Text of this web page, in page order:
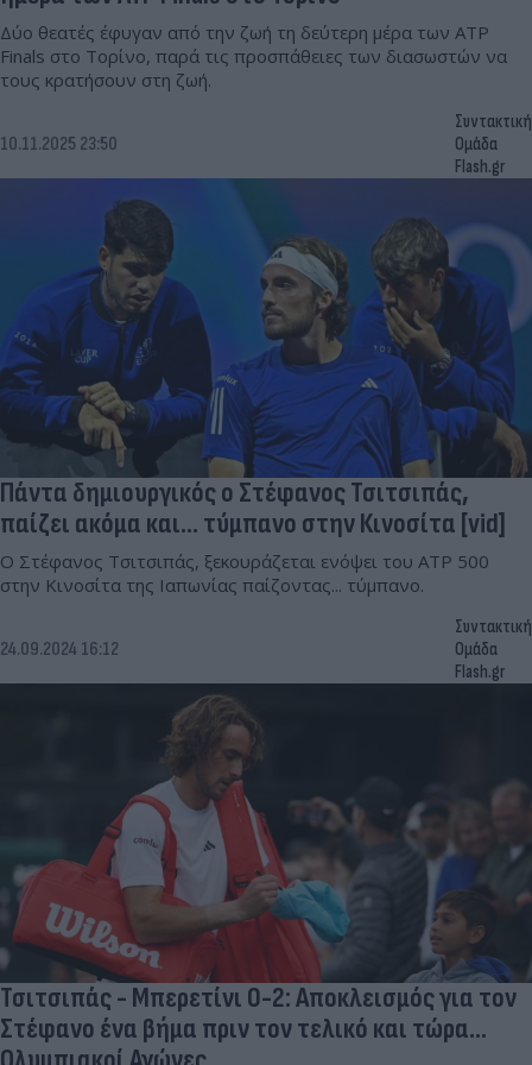
Δύο θεατές έφυγαν από την ζωή τη δεύτερη μέρα των ATP
Finals στο Τορίνο, παρά τις προσπάθειες των διασωστών να
τους κρατήσουν στη ζωή.
10.11.2025 23:50
Συντακτική
Ομάδα
Flash.gr
Πάντα δημιουργικός ο Στέφανος Τσιτσιπάς,
παίζει ακόμα και... τύμπανο στην Κινοσίτα [vid]
Ο Στέφανος Τσιτσιπάς, ξεκουράζεται ενόψει του ATP 500
στην Κινοσίτα της Ιαπωνίας παίζοντας... τύμπανο.
24.09.2024 16:12
Συντακτική
Ομάδα
Flash.gr
Τσιτσιπάς - Μπερετίνι 0-2: Αποκλεισμός για τον
Στέφανο ένα βήμα πριν τον τελικό και τώρα...